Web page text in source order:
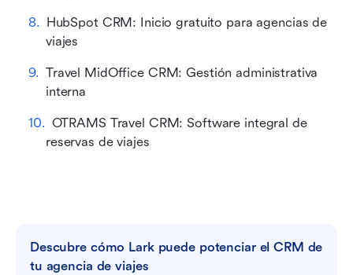
HubSpot CRM: Inicio gratuito para agencias de
viajes
Travel MidOffice CRM: Gestión administrativa
interna
OTRAMS Travel CRM: Software integral de
reservas de viajes
Descubre cómo Lark puede potenciar el CRM de
tu agencia de viajes